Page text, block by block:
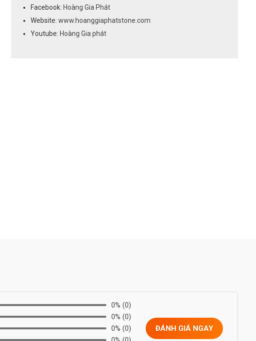
Facebook: Hoàng Gia Phát
Website: www.hoanggiaphatstone.com
Youtube: Hoàng Gia phát
0% (0)
0% (0)
0% (0)
ĐÁNH GIÁ NGAY